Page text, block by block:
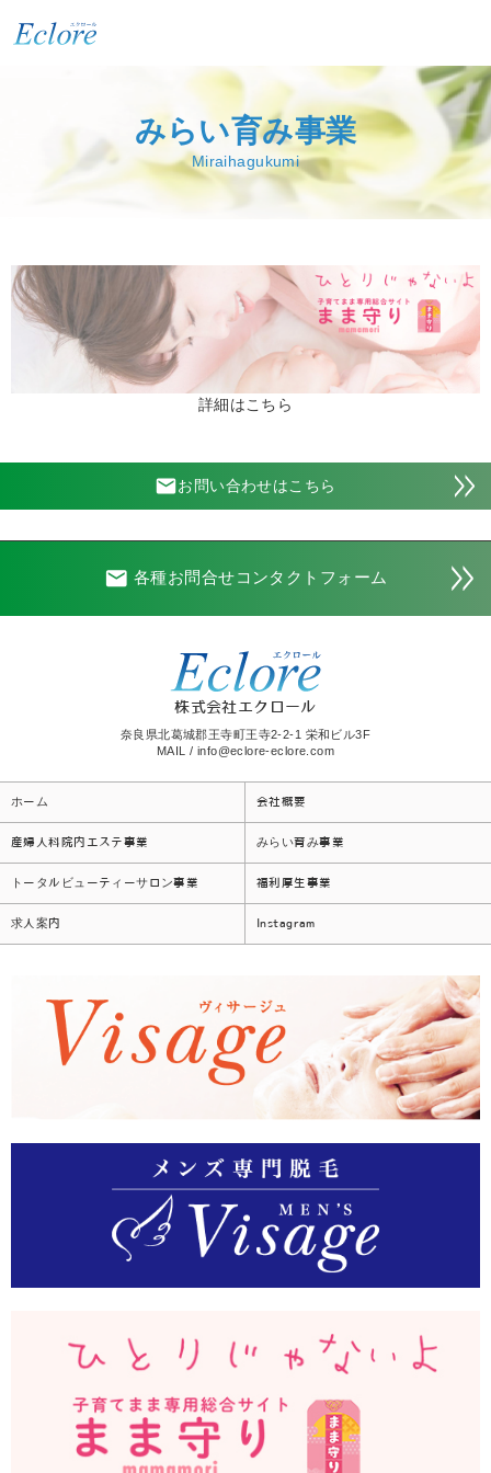
みらい育み事業
Miraihagukumi
詳細はこちら
emailお問い合わせはこちら
email 各種お問合せコンタクトフォーム
株式会社エクロール
奈良県北葛城郡王寺町王寺2-2-1 栄和ビル3F
MAIL / info@eclore-eclore.com
ホーム 会社概要
産婦人科院内エステ事業 みらい育み事業
トータルビューティーサロン事業 福利厚生事業
求人案内 Instagram